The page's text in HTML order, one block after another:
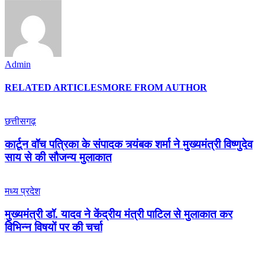
Admin
RELATED ARTICLESMORE FROM AUTHOR
छत्तीसगढ़
कार्टून वॉच पत्रिका के संपादक त्र्यंबक शर्मा ने मुख्यमंत्री विष्णुदेव
साय से की सौजन्य मुलाकात
मध्य प्रदेश
मुख्यमंत्री डॉ. यादव ने केंद्रीय मंत्री पाटिल से मुलाकात कर
विभिन्न विषयों पर की चर्चा